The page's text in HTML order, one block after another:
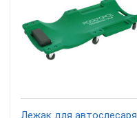
Лежак для автослесаря